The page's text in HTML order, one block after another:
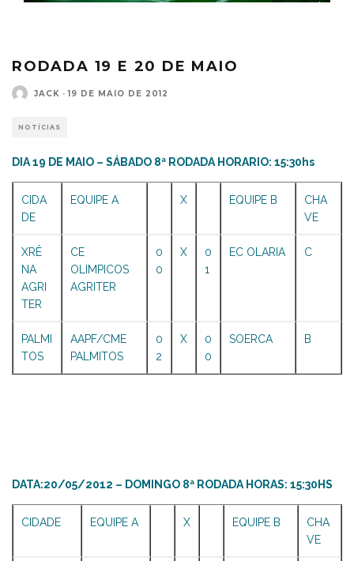
RODADA 19 E 20 DE MAIO
JACK · 19 DE MAIO DE 2012
NOTÍCIAS
DIA 19 DE MAIO – SÁBADO 8ª RODADA HORARIO: 15:30hs
CIDA
DE
EQUIPE A X EQUIPE B
CHA
VE
XRÊ
NA
AGRI
TER
CE
OLIMPICOS
AGRITER
0
0
X
0
1
EC OLARIA C
PALMI
TOS
AAPF/CME
PALMITOS
0
2
X
0
0
SOERCA B
DATA:20/05/2012 – DOMINGO 8ª RODADA HORAS: 15:30HS
CIDADE EQUIPE A X EQUIPE B
CHA
VE